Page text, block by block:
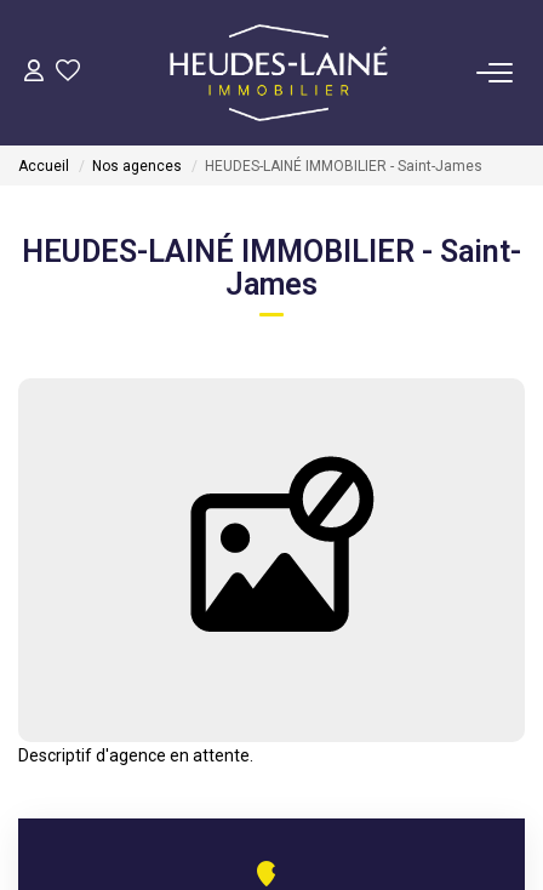
VENDRE
LOUER
COPROPRIÉTÉS
AGENCES
Accueil Nos agences HEUDES-LAINÉ IMMOBILIER - Saint-James
HEUDES-LAINÉ IMMOBILIER - Saint-
James
Descriptif d'agence en attente.